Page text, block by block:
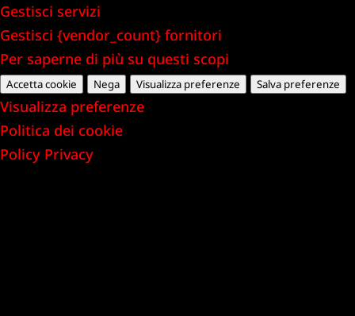
Gestisci servizi
Gestisci {vendor_count} fornitori
Per saperne di più su questi scopi
Accetta cookie Nega Visualizza preferenze Salva preferenze
Visualizza preferenze
Politica dei cookie
Policy Privacy